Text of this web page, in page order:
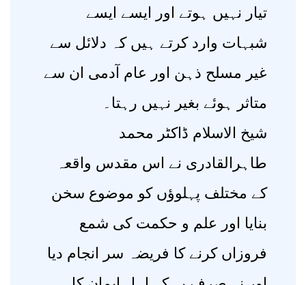
تیار نہیں ہوتے اور ایسے ایسے
شبہات وارد کرتے ہیں کہ دلائل سے
غیر مسلح ذہن اور عام آدمی ان سے
متاثر ہوئے بغیر نہیں رہتا۔
شیخ الاسلام ڈاکٹر محمد
طاہرالقادری نے اس مقدس واقعہ
کے مختلف پہلوؤں کو موضوع سخن
بنایا اور علم و حکمت کی شمع
فروزاں کرنے کا فریضہ سر انجام دیا